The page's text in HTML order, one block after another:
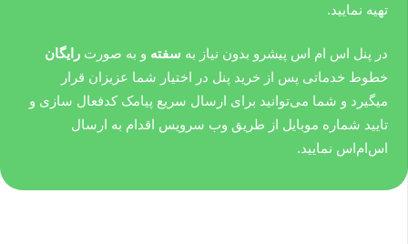
تهیه نمایید.
در پنل اس ام اس پیشرو بدون نیاز به سفته و به صورترایگان
خطوط خدماتی پس از خرید پنل در اختیار شما عزیزان قرار
میگیرد و شما می‌توانید برای ارسال سریع پیامک کدفعال سازی و
تایید شماره موبایل از طریق وب سرویس اقدام به ارسال
اس‌ام‌اس نمایید.